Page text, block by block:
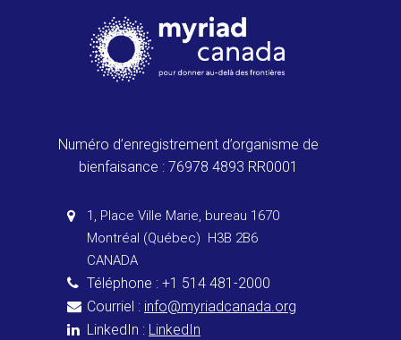
Numéro d’enregistrement d’organisme de
bienfaisance : 76978 4893 RR0001
1, Place Ville Marie, bureau 1670
Montréal (Québec) H3B 2B6
CANADA
Téléphone : +1 514 481-2000
Courriel : info@myriadcanada.org
LinkedIn : LinkedIn